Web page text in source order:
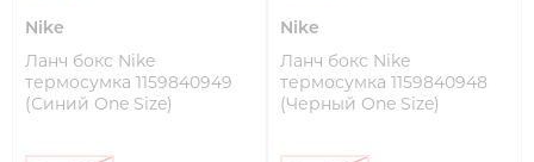
Nike
Ланч бокс Nike
термосумка 1159840949
(Синий One Size)
Nike
Ланч бокс Nike
термосумка 1159840948
(Черный One Size)